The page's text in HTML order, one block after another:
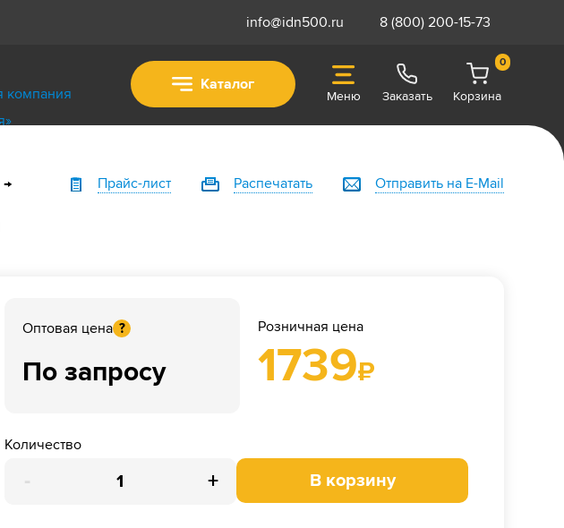
info@idn500.ru 8 (800) 200-15-73
Каталог
Меню Заказать
0
Корзина
Прайс-лист Распечатать Отправить на E-Mail
Оптовая цена ?
По запросу
Розничная цена
1739₽
Количество
- + В корзину